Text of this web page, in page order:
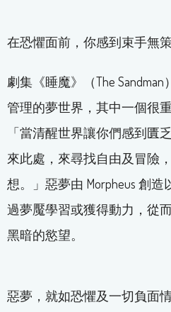
在恐懼面前，你感到束手無
劇集《睡魔》（The
管理的夢世界，其中一個很
「當清醒世界讓你們感到匱
來此處，來尋找自由及冒險
想。」惡夢由 Morpheus 創
過夢魘學習或獲得動力，從
黑暗的慾望。
惡夢，就如恐懼及一切負面